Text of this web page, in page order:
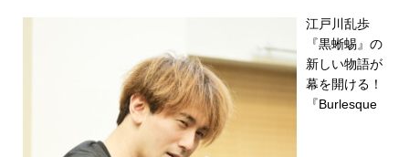
江戸川乱歩
『黒蜥蜴』の
新しい物語が
幕を開ける！
『Burlesque